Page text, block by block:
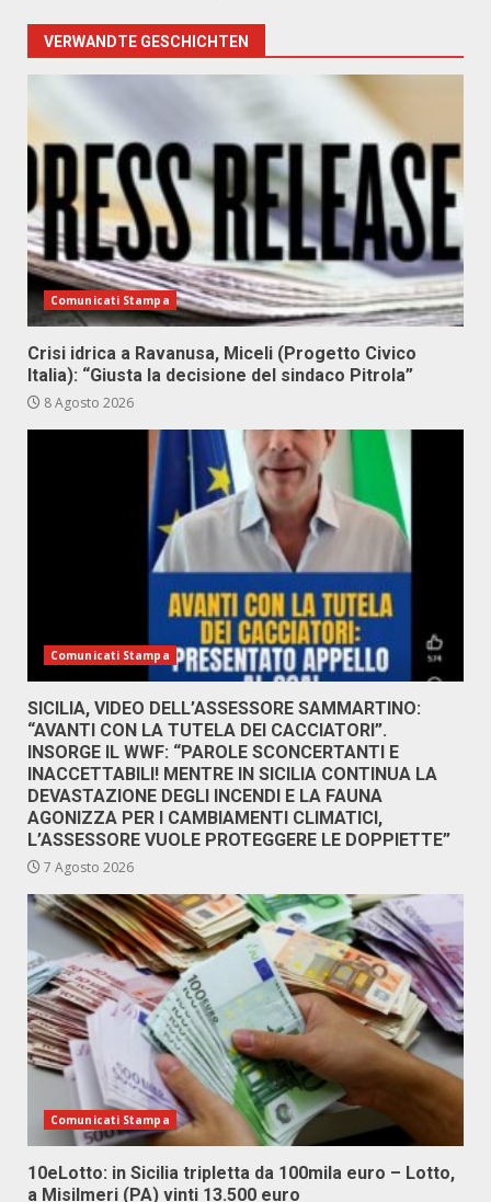
VERWANDTE GESCHICHTEN
Comunicati Stampa
Crisi idrica a Ravanusa, Miceli (Progetto Civico
Italia): “Giusta la decisione del sindaco Pitrola”
8 Agosto 2026
Comunicati Stampa
SICILIA, VIDEO DELL’ASSESSORE SAMMARTINO:
“AVANTI CON LA TUTELA DEI CACCIATORI”.
INSORGE IL WWF: “PAROLE SCONCERTANTI E
INACCETTABILI! MENTRE IN SICILIA CONTINUA LA
DEVASTAZIONE DEGLI INCENDI E LA FAUNA
AGONIZZA PER I CAMBIAMENTI CLIMATICI,
L’ASSESSORE VUOLE PROTEGGERE LE DOPPIETTE”
7 Agosto 2026
Comunicati Stampa
10eLotto: in Sicilia tripletta da 100mila euro – Lotto,
a Misilmeri (PA) vinti 13.500 euro